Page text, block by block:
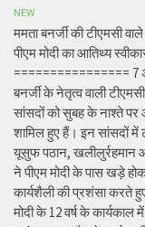
NEW
ममता बनर्जी की टीएमसी
पीएम मोदी का आतिथ्य
================ 7
बनर्जी के नेतृत्व वाली
सांसदों को सुबह के नाश्ते पर
शामिल हुए हैं। इन सांसदों में
यूसुफ पठान, खलीलुर्रहमान
ने पीएम मोदी के पास खड़े
कार्यशैली की प्रशंसा करते
मोदी के 12 वर्ष के